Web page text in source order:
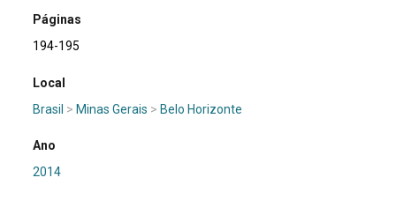
Páginas
194-195
Local
Brasil > Minas Gerais > Belo Horizonte
Ano
2014